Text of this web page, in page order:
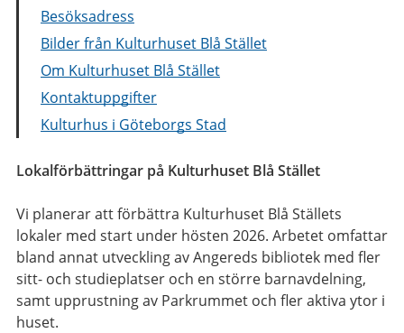
Besöksadress
Bilder från Kulturhuset Blå Stället
Om Kulturhuset Blå Stället
Kontaktuppgifter
Kulturhus i Göteborgs Stad
Lokalförbättringar på Kulturhuset Blå Stället
Vi planerar att förbättra Kulturhuset Blå Ställets
lokaler med start under hösten 2026. Arbetet omfattar
bland annat utveckling av Angereds bibliotek med fler
sitt- och studieplatser och en större barnavdelning,
samt upprustning av Parkrummet och fler aktiva ytor i
huset.